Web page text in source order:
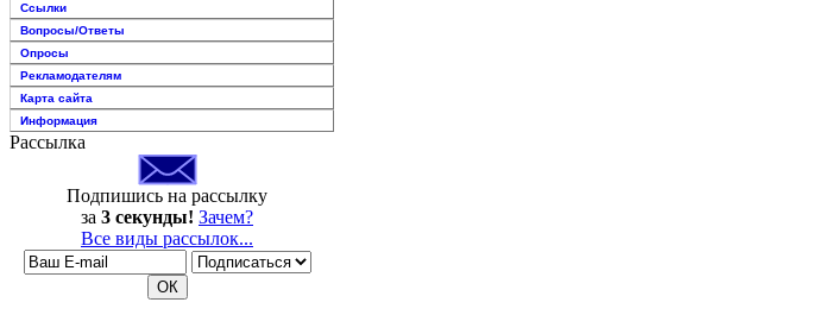
Ссылки
Вопросы/Ответы
Опросы
Рекламодателям
Карта сайта
Информация
Рассылка
Подпишись на рассылку
за 3 секунды! Зачем?
Все виды рассылок...